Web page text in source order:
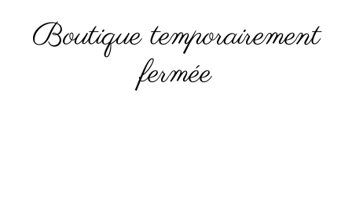
Boutique temporairement
fermée